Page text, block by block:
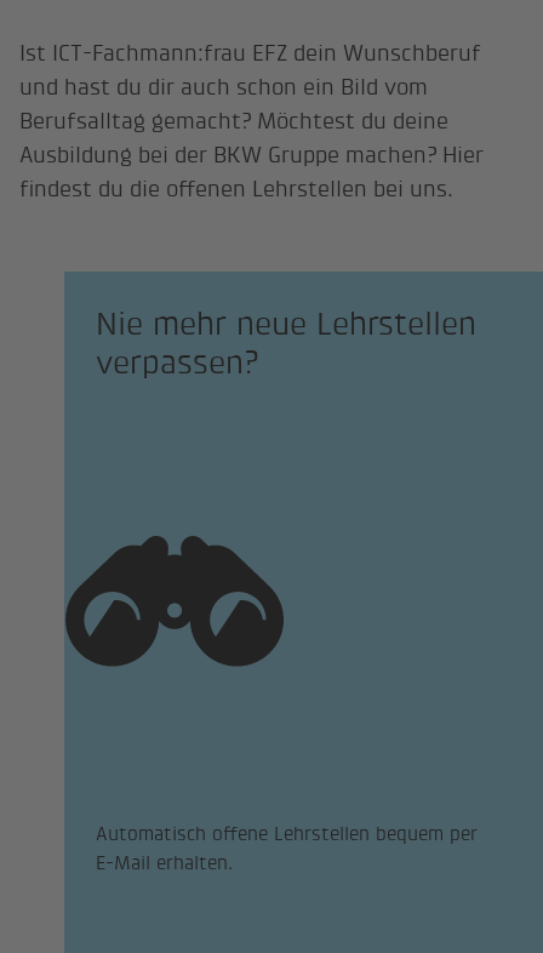
Ist ICT-Fachmann:frau EFZ dein Wunschberuf
und hast du dir auch schon ein Bild vom
Berufsalltag gemacht? Möchtest du deine
Ausbildung bei der BKW Gruppe machen? Hier
findest du die offenen Lehrstellen bei uns.
Nie mehr neue Lehrstellen
verpassen?
Automatisch offene Lehrstellen bequem per
E-Mail erhalten.